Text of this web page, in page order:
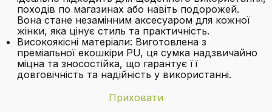
походів по магазинах або навіть подорожей.
Вона стане незамінним аксесуаром для кожної
жінки, яка цінує стиль та практичність.
Високоякісні матеріали: Виготовлена з
преміальної екошкіри PU, ця сумка надзвичайно
міцна та зносостійка, що гарантує її
довговічність та надійність у використанні.
Приховати